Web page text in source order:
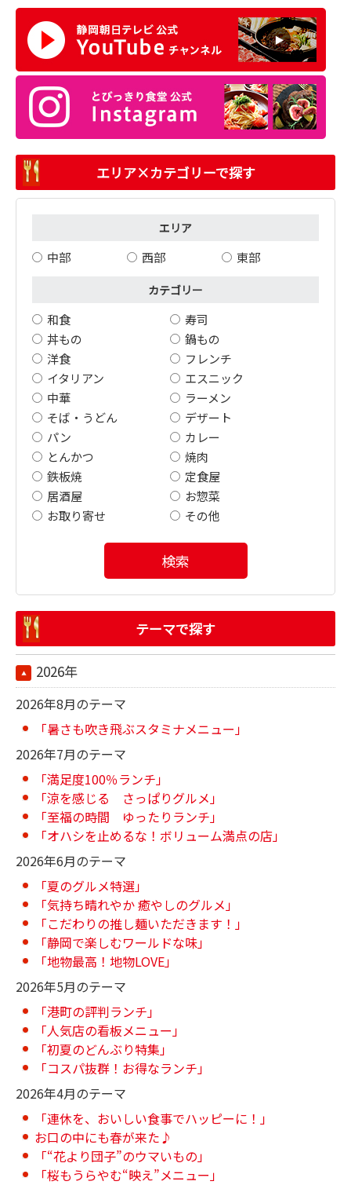
エリア×カテゴリーで探す
エリア
中部 西部 東部
カテゴリー
和食
寿司
丼もの
鍋もの
洋食
フレンチ
イタリアン
エスニック
中華
ラーメン
そば・うどん
デザート
パン
カレー
とんかつ
焼肉
鉄板焼
定食屋
居酒屋
お惣菜
お取り寄せ
その他
検索
テーマで探す
2026年
2026年8月のテーマ
「暑さも吹き飛ぶスタミナメニュー」
2026年7月のテーマ
「満足度100％ランチ」
「涼を感じる さっぱりグルメ」
「至福の時間 ゆったりランチ」
「オハシを止めるな！ボリューム満点の店」
2026年6月のテーマ
「夏のグルメ特選」
「気持ち晴れやか 癒やしのグルメ」
「こだわりの推し麺いただきます！」
「静岡で楽しむワールドな味」
「地物最高！地物LOVE」
2026年5月のテーマ
「港町の評判ランチ」
「人気店の看板メニュー」
「初夏のどんぶり特集」
「コスパ抜群！お得なランチ」
2026年4月のテーマ
「連休を、おいしい食事でハッピーに！」
お口の中にも春が来た♪
「“花より団子”のウマいもの」
「桜もうらやむ“映え”メニュー」